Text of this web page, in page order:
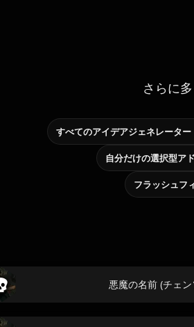
さらに
すべてのアイデアジェネレーター
フラッシュフ
悪魔の名前 (チェ